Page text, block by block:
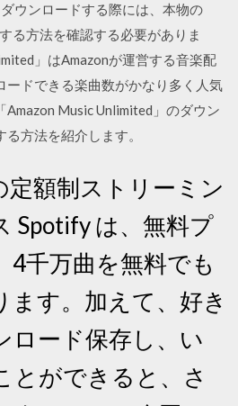
ウンロードする際には、本物の
る方法を確認する必要がありま
」はAmazonが運営する音楽配
ードできる楽曲数がかなり多く人気
Amazon Music Unlimited」のダウン
方法を紹介します。
定額制ストリーミン
Spotify は、無料プ
4千万曲を無料でも
ます。加えて、好き
ロード保存し、い
とができると、さ